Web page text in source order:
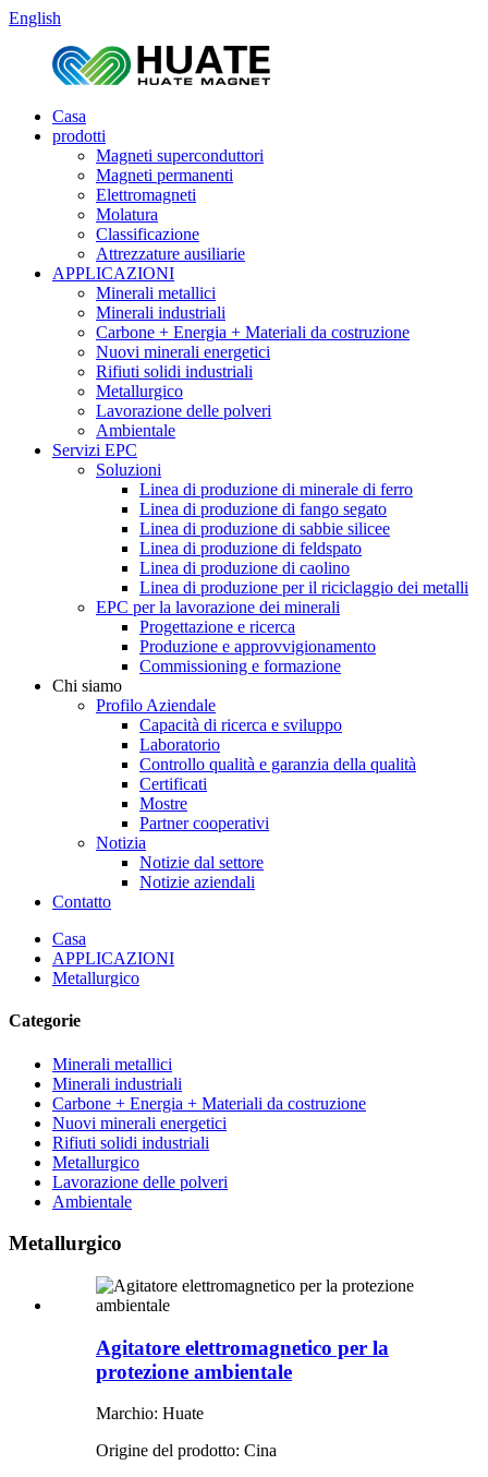
English
Casa
prodotti
Magneti superconduttori
Magneti permanenti
Elettromagneti
Molatura
Classificazione
Attrezzature ausiliarie
APPLICAZIONI
Minerali metallici
Minerali industriali
Carbone + Energia + Materiali da costruzione
Nuovi minerali energetici
Rifiuti solidi industriali
Metallurgico
Lavorazione delle polveri
Ambientale
Servizi EPC
Soluzioni
Linea di produzione di minerale di ferro
Linea di produzione di fango segato
Linea di produzione di sabbie silicee
Linea di produzione di feldspato
Linea di produzione di caolino
Linea di produzione per il riciclaggio dei metalli
EPC per la lavorazione dei minerali
Progettazione e ricerca
Produzione e approvvigionamento
Commissioning e formazione
Chi siamo
Profilo Aziendale
Capacità di ricerca e sviluppo
Laboratorio
Controllo qualità e garanzia della qualità
Certificati
Mostre
Partner cooperativi
Notizia
Notizie dal settore
Notizie aziendali
Contatto
Casa
APPLICAZIONI
Metallurgico
Categorie
Minerali metallici
Minerali industriali
Carbone + Energia + Materiali da costruzione
Nuovi minerali energetici
Rifiuti solidi industriali
Metallurgico
Lavorazione delle polveri
Ambientale
Metallurgico
Agitatore elettromagnetico per la
protezione ambientale
Marchio: Huate
Origine del prodotto: Cina